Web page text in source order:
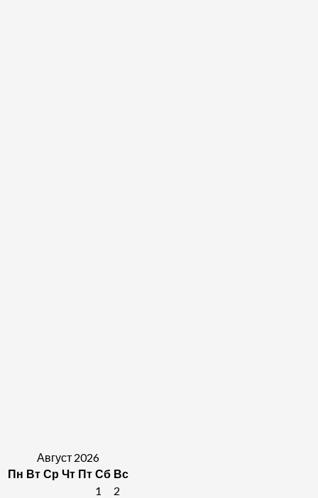
Август 2026
Пн Вт Ср Чт Пт Сб Вс
1
2